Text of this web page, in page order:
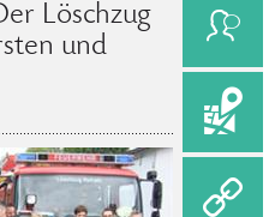
Löschzug
und